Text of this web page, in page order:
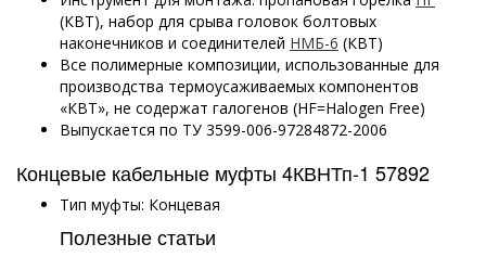
(КВТ), набор для срыва головок болтовых
наконечников и соединителей НМБ-6 (КВТ)
Все полимерные композиции, использованные для
производства термоусаживаемых компонентов
«КВТ», не содержат галогенов (HF=Halogen Free)
Выпускается по ТУ 3599-006-97284872-2006
Концевые кабельные муфты 4КВНТп-1 57892
Тип муфты: Концевая
Полезные статьи